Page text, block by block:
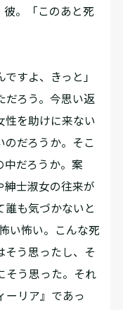
彼。「このあと死
すよ、きっと」
だろう。今思い返
性を助けに来ない
のだろうか。そこ
中だろうか。案
紳士淑女の往来が
誰も気づかないと
い怖い。こんな死
そう思ったし、そ
そう思った。それ
ーリア』であっ